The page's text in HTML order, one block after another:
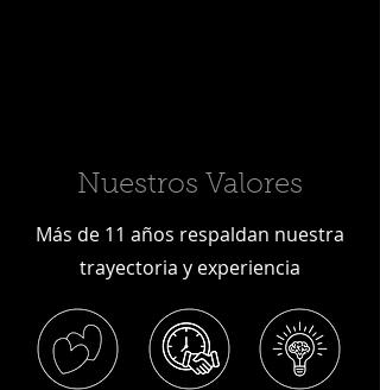
Nuestros Valores
Más de 11 años respaldan nuestra
trayectoria y experiencia